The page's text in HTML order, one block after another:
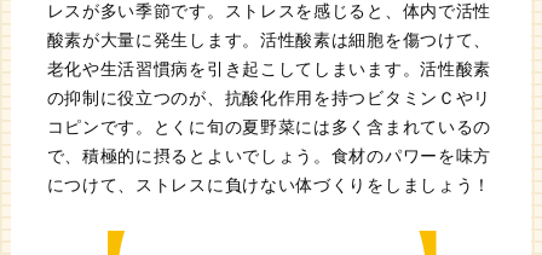
レスが多い季節です。ストレスを感じると、体内で活性
酸素が大量に発生します。活性酸素は細胞を傷つけて、
老化や生活習慣病を引き起こしてしまいます。活性酸素
の抑制に役立つのが、抗酸化作用を持つビタミンＣやリ
コピンです。とくに旬の夏野菜には多く含まれているの
で、積極的に摂るとよいでしょう。食材のパワーを味方
につけて、ストレスに負けない体づくりをしましょう！